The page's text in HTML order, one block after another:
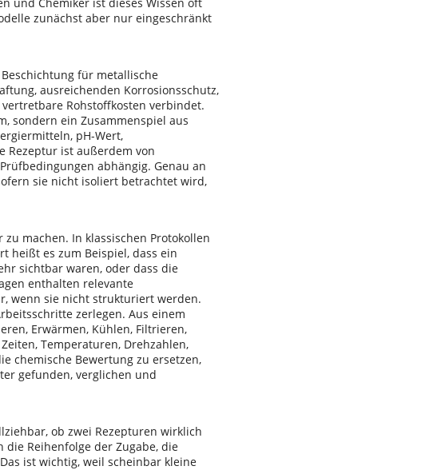
zunächst aber nur eingeschränkt
für metallische
ausreichenden Korrosionsschutz,
Rohstoffkosten verbindet.
sondern ein Zusammenspiel aus
pH-Wert,
Rezeptur ist außerdem von
abhängig. Genau an
sie nicht isoliert betrachtet wird,
machen. In klassischen Protokollen
heißt es zum Beispiel, dass ein
sichtbar waren, oder dass die
enthalten relevante
wenn sie nicht strukturiert werden.
zerlegen. Aus einem
Erwärmen, Kühlen, Filtrieren,
Temperaturen, Drehzahlen,
chemische Bewertung zu ersetzen,
gefunden, verglichen und
ob zwei Rezepturen wirklich
Reihenfolge der Zugabe, die
ist wichtig, weil scheinbar kleine